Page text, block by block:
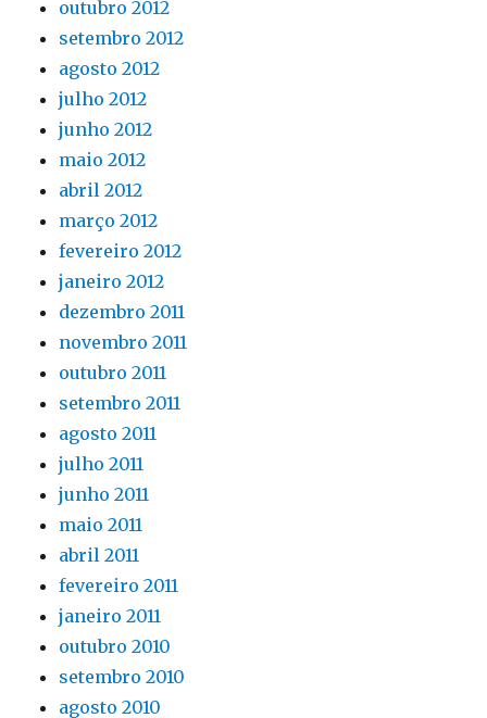
outubro 2012
setembro 2012
agosto 2012
julho 2012
junho 2012
maio 2012
abril 2012
março 2012
fevereiro 2012
janeiro 2012
dezembro 2011
novembro 2011
outubro 2011
setembro 2011
agosto 2011
julho 2011
junho 2011
maio 2011
abril 2011
fevereiro 2011
janeiro 2011
outubro 2010
setembro 2010
agosto 2010